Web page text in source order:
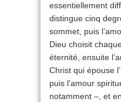
essentiellement
distingue cinq
sommet, puis
Dieu choisit
éternité, ensuite
Christ qui épouse
puis l’amour
notamment –, et